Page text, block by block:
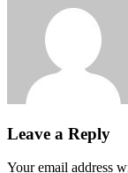
Leave a Reply
Your email address